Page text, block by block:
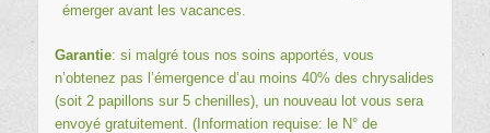
émerger avant les vacances.
Garantie: si malgré tous nos soins apportés, vous
n’obtenez pas l’émergence d’au moins 40% des chrysalides
(soit 2 papillons sur 5 chenilles), un nouveau lot vous sera
envoyé gratuitement. (Information requise: le N° de